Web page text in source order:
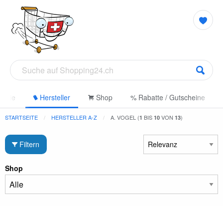
Hersteller Shop % Rabatte / Gutscheine
STARTSEITE HERSTELLER A-Z A. VOGEL (1 BIS 10 VON 13)
Filtern
Shop